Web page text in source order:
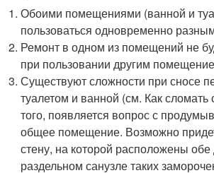
Обоими помещениями (ванной и
пользоваться одновременно
Ремонт в одном из помещений не
при пользовании другим
Существуют сложности при сносе
туалетом и ванной (см. Как сломать
того, появляется вопрос с
общее помещение. Возможно
стену, на которой расположены
раздельном санузле таких